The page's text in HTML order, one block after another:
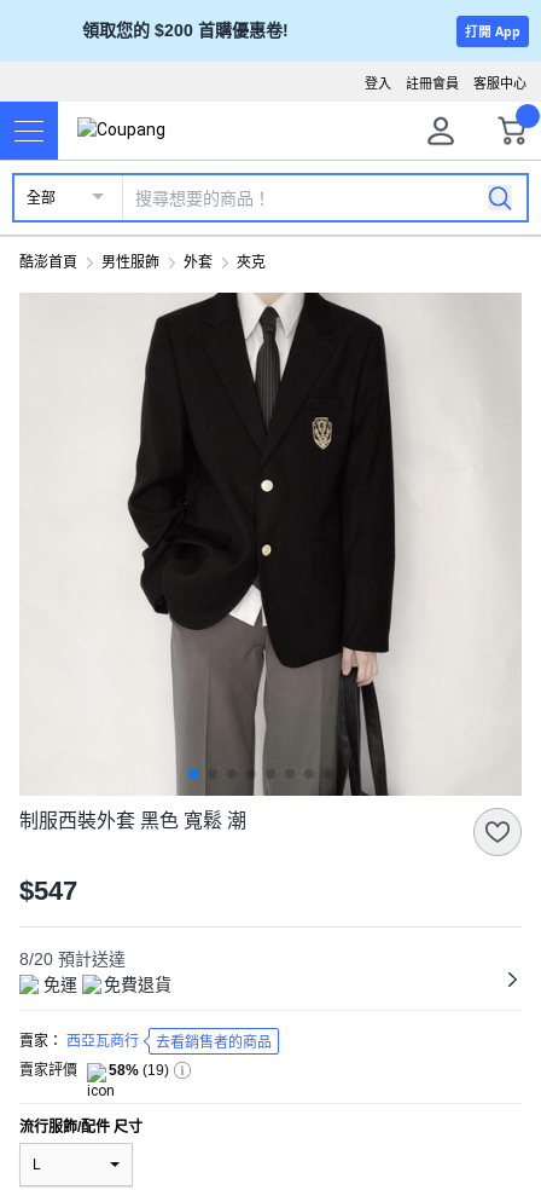
領取您的 $200 首購優惠卷! 打開 App
客服中心
註冊會員
登入
全部
酷澎首頁 男性服飾 外套 夾克
制服西裝外套 黑色 寬鬆 潮
$547
8/20 預計送達
免運
免費退貨
賣家： 西亞瓦商行
去看銷售者的商品
賣家評價
58% (19)
流行服飾/配件 尺寸
L